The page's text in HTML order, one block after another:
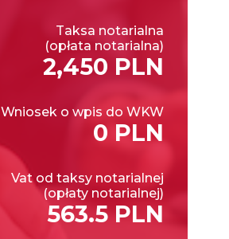
Taksa notarialna
(opłata notarialna)
2,450 PLN
Wniosek o wpis do WKW
0 PLN
Vat od taksy notarialnej
(opłaty notarialnej)
563.5 PLN